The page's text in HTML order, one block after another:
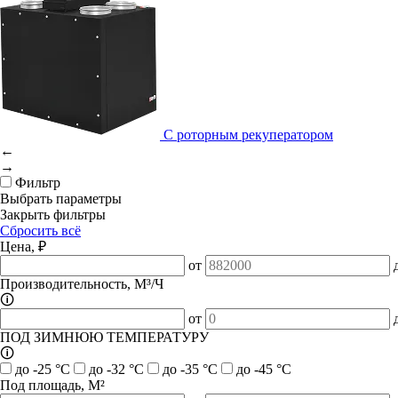
С роторным рекуператором
←
→
Фильтр
Выбрать параметры
Закрыть фильтры
Сбросить всё
Цена, ₽
от
Производительность, М³/Ч
🛈
от
ПОД ЗИМНЮЮ ТЕМПЕРАТУРУ
🛈
до -25 °C
до -32 °C до -35 °C
до -45 °C
Под площадь, М²